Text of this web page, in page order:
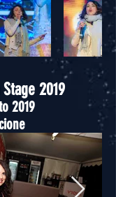
Stage 2019
2019